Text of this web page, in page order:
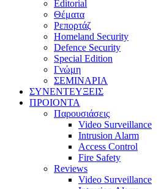
Editorial
Θέματα
Ρεπορτάζ
Homeland Security
Defence Security
Special Edition
Γνώμη
ΣΕΜΙΝΑΡΙΑ
ΣΥΝΕΝΤΕΥΞΕΙΣ
ΠΡΟΙΟΝΤΑ
Παρουσιάσεις
Video Surveillance
Intrusion Alarm
Access Control
Fire Safety
Reviews
Video Surveillance